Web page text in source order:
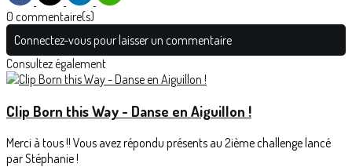
0 commentaire(s)
Connectez-vous pour laisser un commentaire
Consultez également
Clip Born this Way - Danse en Aiguillon !
Merci à tous !! Vous avez répondu présents au 2ième challenge lancé
par Stéphanie !